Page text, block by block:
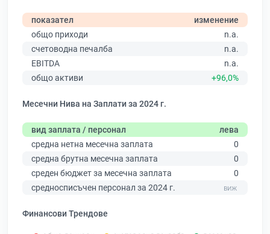
показател
изменение
общо приходи
n.a.
счетоводна печалба
n.a.
EBITDA
n.a.
общо активи
+96,0%
Месечни Нива на Заплати за 2024 г.
вид заплата / персонал
лева
средна нетна месечна заплата
0
средна брутна месечна заплата
0
среден бюджет за месечна заплата
0
средносписъчен персонал за 2024 г.
Финансови Трендове